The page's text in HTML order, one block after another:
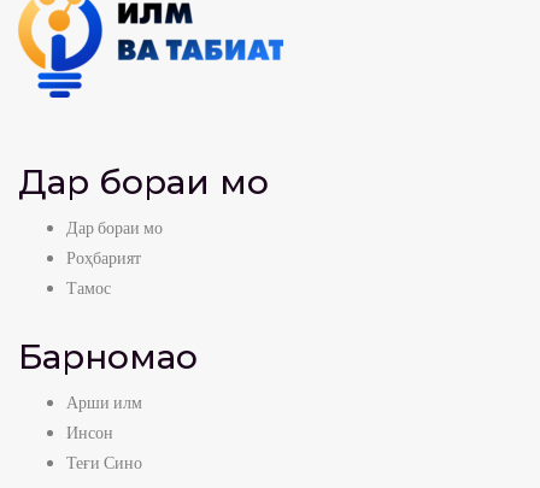
Дар бораи мо
Дар бораи мо
Роҳбарият
Тамос
Барномаҳо
Арши илм
Инсон
Теғи Сино